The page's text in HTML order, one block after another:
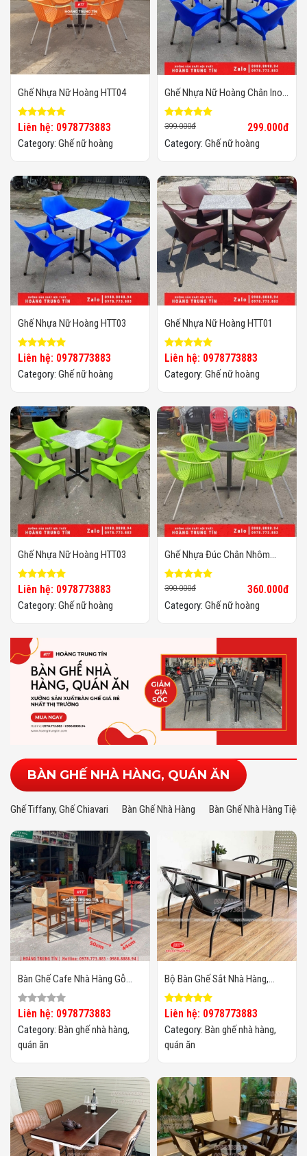
Ghế Nhựa Nữ Hoàng HTT04
Liên hệ: 0978773883
Category: Ghế nữ hoàng
Ghế Nhựa Nữ Hoàng Chân Inox
Giá Rẻ
399.000đ 299.000đ
Category: Ghế nữ hoàng
Ghế Nhựa Nữ Hoàng HTT03
Liên hệ: 0978773883
Category: Ghế nữ hoàng
Ghế Nhựa Nữ Hoàng HTT01
Liên hệ: 0978773883
Category: Ghế nữ hoàng
Ghế Nhựa Nữ Hoàng HTT03
Liên hệ: 0978773883
Category: Ghế nữ hoàng
Ghế Nhựa Đúc Chân Nhôm
Chất Lượng Cao, Giá Sỉ
390.000đ 360.000đ
Category: Ghế nữ hoàng
BÀN GHẾ NHÀ HÀNG, QUÁN ĂN
Ghế Tiffany, Ghế Chiavari Bàn Ghế Nhà Hàng Bàn Ghế Nhà Hàng Tiệc
Bàn Ghế Cafe Nhà Hàng Gỗ
Đan Dây Cói HTT01
Liên hệ: 0978773883
Category: Bàn ghế nhà hàng,
quán ăn
Bộ Bàn Ghế Sắt Nhà Hàng,
Quán Ăn BGQAHTT06
Liên hệ: 0978773883
Category: Bàn ghế nhà hàng,
quán ăn